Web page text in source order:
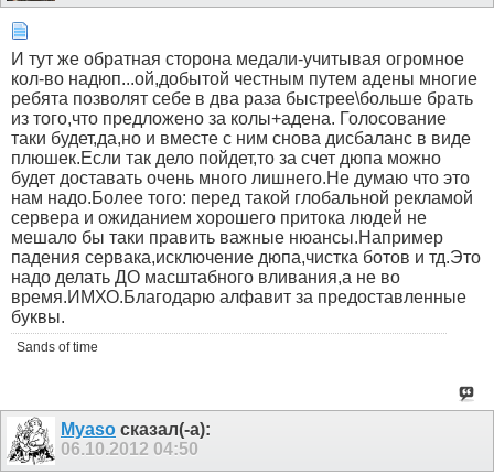
И тут же обратная сторона медали-учитывая огромное
кол-во надюп...ой,добытой честным путем адены многие
ребята позволят себе в два раза быстрее\больше брать
из того,что предложено за колы+адена. Голосование
таки будет,да,но и вместе с ним снова дисбаланс в виде
плюшек.Если так дело пойдет,то за счет дюпа можно
будет доставать очень много лишнего.Не думаю что это
нам надо.Более того: перед такой глобальной рекламой
сервера и ожиданием хорошего притока людей не
мешало бы таки править важные нюансы.Например
падения сервака,исключение дюпа,чистка ботов и тд.Это
надо делать ДО масштабного вливания,а не во
время.ИМХО.Благодарю алфавит за предоставленные
буквы.
Sands of time
Myaso сказал(-а):
06.10.2012 04:50